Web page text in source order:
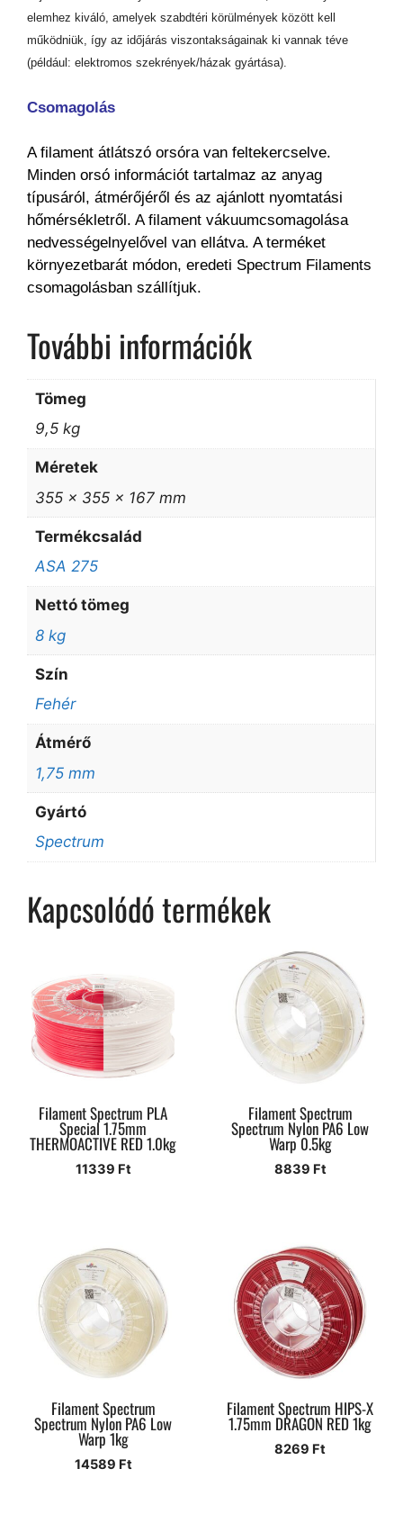
elemhez kiváló, amelyek szabdtéri körülmények között kell
működniük, így az időjárás viszontakságainak ki vannak téve
(például: elektromos szekrények/házak gyártása).
Csomagolás
A filament átlátszó orsóra van feltekercselve.
Minden orsó információt tartalmaz az anyag
típusáról, átmérőjéről és az ajánlott nyomtatási
hőmérsékletről. A filament vákuumcsomagolása
nedvességelnyelővel van ellátva. A terméket
környezetbarát módon, eredeti Spectrum Filaments
csomagolásban szállítjuk.
További információk
Tömeg
9,5 kg
Méretek
355 × 355 × 167 mm
Termékcsalád
ASA 275
Nettó tömeg
8 kg
Szín
Fehér
Átmérő
1,75 mm
Gyártó
Spectrum
Kapcsolódó termékek
Filament Spectrum PLA
Special 1.75mm
THERMOACTIVE RED 1.0kg
11339 Ft
Filament Spectrum
Spectrum Nylon PA6 Low
Warp 0.5kg
8839 Ft
Filament Spectrum
Spectrum Nylon PA6 Low
Warp 1kg
14589 Ft
Filament Spectrum HIPS-X
1.75mm DRAGON RED 1kg
8269 Ft